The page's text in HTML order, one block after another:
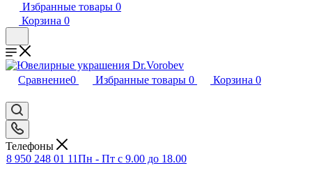
Избранные товары 0
Корзина 0
Сравнение0 Избранные товары 0 Корзина 0
Телефоны
8 950 248 01 11Пн - Пт с 9.00 до 18.00